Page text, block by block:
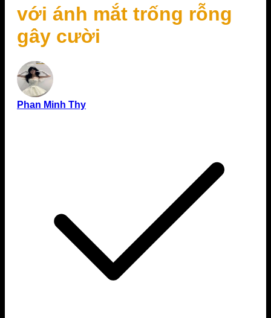
với ánh mắt trống rỗng
gây cười
Phan Minh Thy